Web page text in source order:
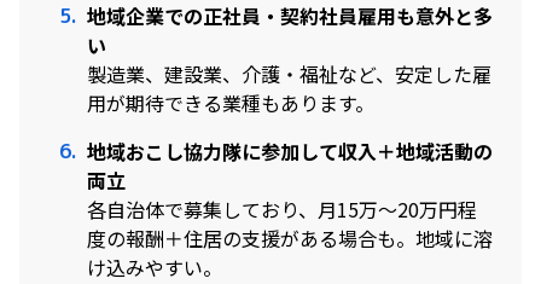
地域企業での正社員・契約社員雇用も意外と多
い
製造業、建設業、介護・福祉など、安定した雇
用が期待できる業種もあります。
地域おこし協力隊に参加して収入＋地域活動の
両立
各自治体で募集しており、月15万〜20万円程
度の報酬＋住居の支援がある場合も。地域に溶
け込みやすい。